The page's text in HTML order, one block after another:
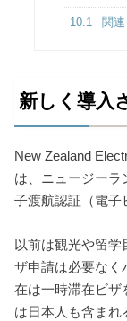
10.1 関連
新しく導入
New Zealand
は、ニュージーラ
子渡航認証（電子
以前は観光や留
ザ申請は必要なく
在は一時滞在ビザ
は日本人も含まれ